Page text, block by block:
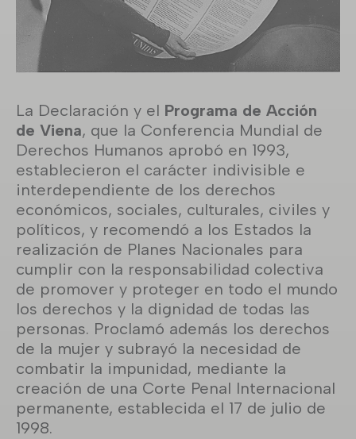
La Declaración y el Programa de Acción
de Viena, que la Conferencia Mundial de
Derechos Humanos aprobó en 1993,
establecieron el carácter indivisible e
interdependiente de los derechos
económicos, sociales, culturales, civiles y
políticos, y recomendó a los Estados la
realización de Planes Nacionales para
cumplir con la responsabilidad colectiva
de promover y proteger en todo el mundo
los derechos y la dignidad de todas las
personas. Proclamó además los derechos
de la mujer y subrayó la necesidad de
combatir la impunidad, mediante la
creación de una Corte Penal Internacional
permanente, establecida el 17 de julio de
1998.